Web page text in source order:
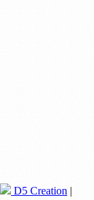
D5 Creation |